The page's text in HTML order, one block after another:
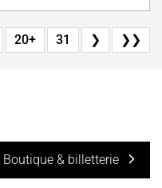
20+ 31 ❯ ❯❯
Boutique & billetterie